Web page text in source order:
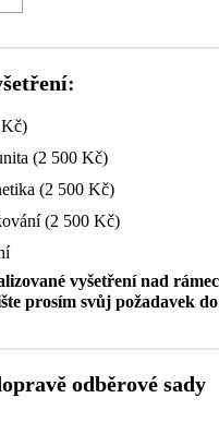
Kč)
(2 500 Kč)
(2 500 Kč)
(2 500 Kč)
vyšetření nad
prosím svůj požadavek
odběrové sady